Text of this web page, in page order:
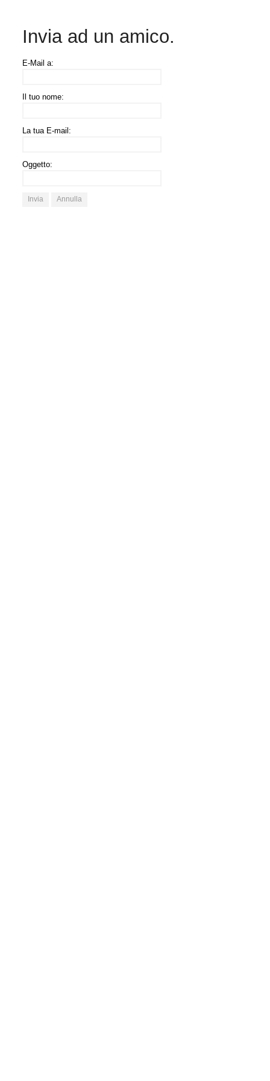
Invia ad un amico.
E-Mail a:
Il tuo nome:
La tua E-mail:
Oggetto:
Invia Annulla